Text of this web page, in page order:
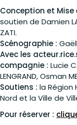
Conception et Mise
soutien de Damien
ZATI.
Scénographie :
Avec les
compagnie : Lucie
LENGRAND, Osman
Soutiens : la
Nord et la Ville de
Pour réserver :